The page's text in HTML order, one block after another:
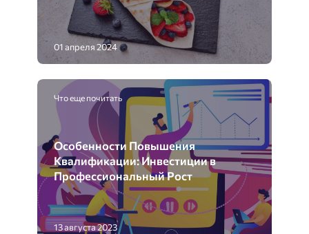
01 апреля 2024
Что еще почитать
Особенности Повышения
Квалификации: Инвестиции в
Профессиональный Рост
13 августа 2023